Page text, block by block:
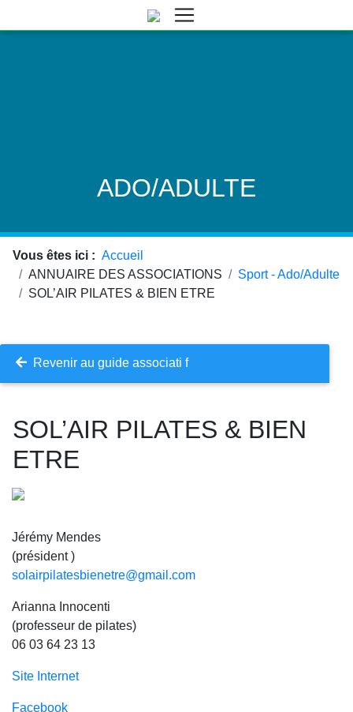
ADO/ADULTE
Vous êtes ici : Accueil
ANNUAIRE DES ASSOCIATIONS
Sport - Ado/Adulte
SOL’AIR PILATES & BIEN ETRE
Revenir au guide associati f
SOL’AIR PILATES & BIEN
ETRE
Jérémy Mendes
(président )
solairpilatesbienetre@gmail.com
Arianna Innocenti
(professeur de pilates)
06 03 64 23 13
Site Internet
Facebook